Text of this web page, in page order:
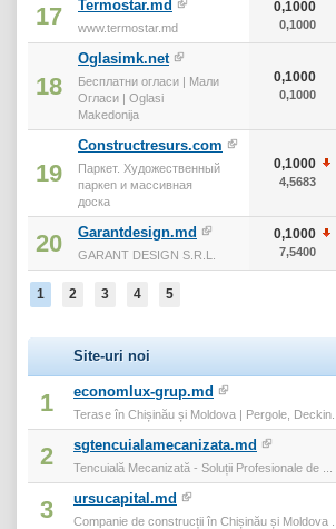
17 Termostar.md
www.termostar.md
0,1000
0,1000
18
Oglasimk.net
Бесплатни огласи | Мали
Огласи | Oglasi
Makedonija
0,1000
0,1000
19
Constructresurs.com
Паркет. Художественный
паркеn и массивная
доска
0,1000
4,5683
20 Garantdesign.md
GARANT DESIGN S.R.L.
0,1000
7,5400
1 2 3 4 5
Site-uri noi
1 economlux-grup.md
Terase în Chișinău și Moldova | Pergole, Deckin...
2 sgtencuialamecanizata.md
Tencuială Mecanizată - Soluții Profesionale de ...
3 ursucapital.md
Companie de construcții în Chișinău și Moldova ...